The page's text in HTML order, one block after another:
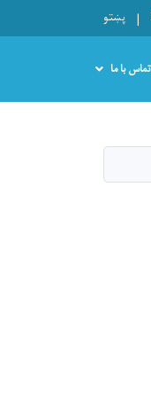
پښتو
تماس با ما